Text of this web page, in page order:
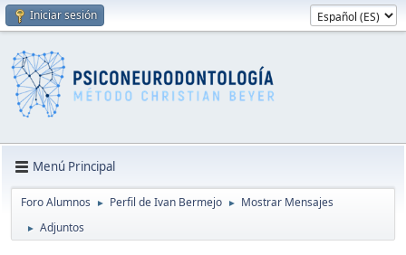
Iniciar sesión
Menú Principal
Foro Alumnos ► Perfil de Ivan Bermejo ► Mostrar Mensajes
► Adjuntos